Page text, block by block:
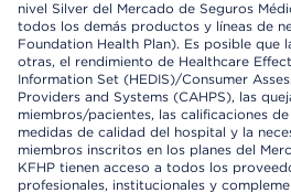
nivel Silver del Mercado de Seguros
todos los demás productos y líneas de
Foundation Health Plan). Es posible que
otras, el rendimiento de Healthcare
Information Set (HEDIS)/Consumer
Providers and Systems (CAHPS), las
miembros/pacientes, las calificaciones
medidas de calidad del hospital y la
miembros inscritos en los planes del
KFHP tienen acceso a todos los
profesionales, institucionales y